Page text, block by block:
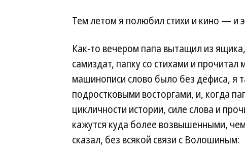
Тем летом я полюбил стихи и кино — и
Как-то вечером папа вытащил из
самиздат, папку со стихами и
машинописи слово было без дефиса, я
подростковыми восторгами, и, когда
цикличности истории, силе слова и
кажутся куда более возвышенными,
сказал, без всякой связи с Волошиным: